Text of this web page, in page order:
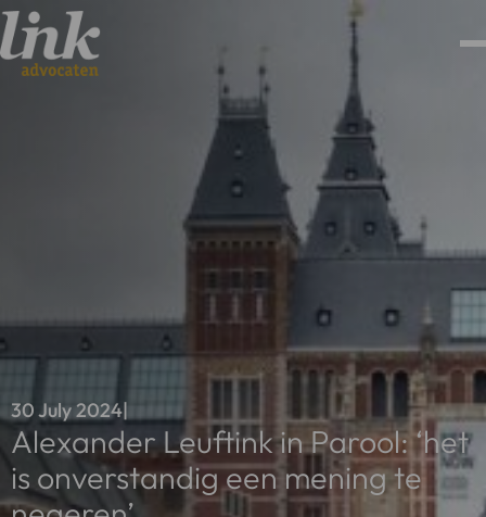
30 July 2024|
Alexander Leuftink in Parool: ‘het
is onverstandig een mening te